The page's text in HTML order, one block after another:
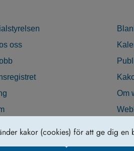
kakor (cookies) för att ge dig en
oss
Om